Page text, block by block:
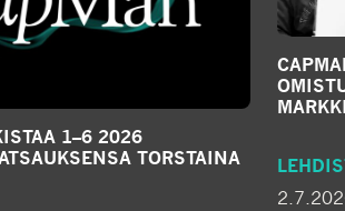
1–6 2026
TORSTAINA